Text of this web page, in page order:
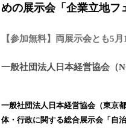
めの展示会「企業立地
【参加無料】両展示会とも5
一般社団法人日本経営協会（
一般社団法人日本経営協会（東京
体・行政に関する総合展示会「自